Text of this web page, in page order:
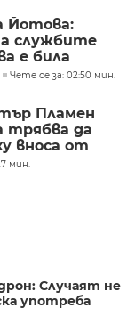
Йотова:
службите
е била
Чете се за: 02:50 мин.
Пламен
трябва да
вноса от
мин.
Случаят не
употреба